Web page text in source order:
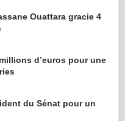
Ouattara gracie 4
d’euros pour une
du Sénat pour un